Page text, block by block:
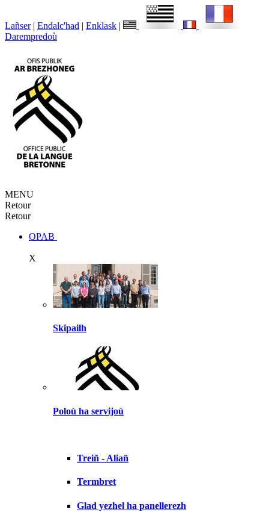
Lañser | Endalc'had | Enklask |
Darempredoù
MENU
Retour
Retour
OPAB
X
Skipailh
Poloù ha servijoù
Treiñ - Aliañ
Termbret
Glad yezhel ha panellerezh